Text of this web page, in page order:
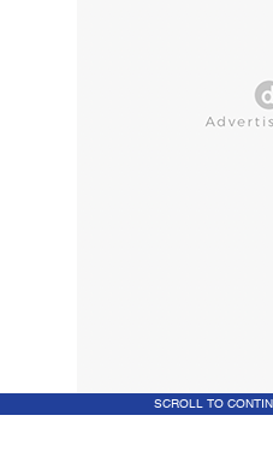
SCROLL TO